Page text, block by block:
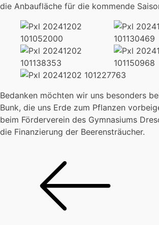
die Anbaufläche für die kommende
Bedanken möchten wir uns besonders
Bunk, die uns Erde zum Pflanzen
beim Förderverein des Gymnasiums
die Finanzierung der Beerensträucher.